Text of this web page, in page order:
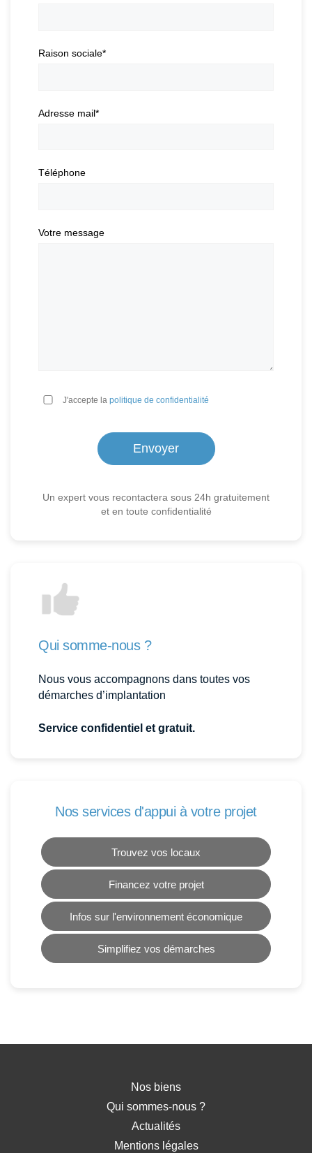
Raison sociale*
Adresse mail*
Téléphone
Votre message
J'accepte la politique de confidentialité
Un expert vous recontactera sous 24h gratuitement
et en toute confidentialité
Qui somme-nous ?
Nous vous accompagnons dans toutes vos
démarches d’implantation
Service confidentiel et gratuit.
Nos services d'appui à votre projet
Trouvez vos locaux
Financez votre projet
Infos sur l'environnement économique
Simplifiez vos démarches
Nos biens
Qui sommes-nous ?
Actualités
Mentions légales